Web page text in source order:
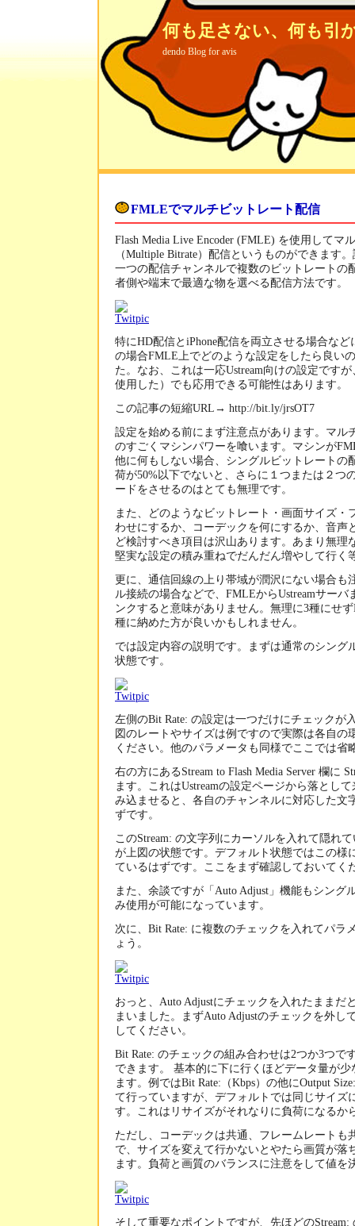
何も足さない、何も引
dendo Blog for avis
FMLEでマルチビットレート配信
Flash Media Live Encoder (FMLE) を使用してマ
（Multiple Bitrate）配信というものができます
一つの配信チャンネルで複数のビットレートの
者側や端末で最適な物を選べる配信方法です。
特にHD配信とiPhone配信を両立させる場合な
の場合FMLE上でどのような設定をしたら良い
た。なお、これは一応Ustream向けの設定です
使用した）でも応用できる可能性はあります。
この記事の短縮URL→ http://bit.ly/jrsOT7
設定を始める前にまず注意点があります。マル
のすごくマシンパワーを喰います。マシンが
他に何もしない場合、シングルビットレートの
荷が50%以下でないと、さらに１つまたは２つ
ードをさせるのはとても無理です。
また、どのようなビットレート・画面サイズ・
わせにするか、コーデックを何にするか、音声
ど検討すべき項目は沢山あります。あまり無理
堅実な設定の積み重ねでだんだん増やして行く
更に、通信回線の上り帯域が潤沢にない場合も
ル接続の場合などで、FMLEからUstreamサーバ
ンクすると意味がありません。無理に3種にせず
種に納めた方が良いかもしれません。
では設定内容の説明です。まずは通常のシング
状態です。
左側のBit Rate: の設定は一つだけにチェックが
図のレートやサイズは例ですので実際は各自の
ください。他のパラメータも同様でここでは省
右の方にあるStream to Flash Media Server 欄に
ます。これはUstreamの設定ページから落とし
み込ませると、各自のチャンネルに対応した文
ずです。
このStream: の文字列にカーソルを入れて隠れ
が上図の状態です。デフォルト状態ではこの様
ているはずです。ここをまず確認しておいてく
また、余談ですが「Auto Adjust」機能もシング
み使用が可能になっています。
次に、Bit Rate: に複数のチェックを入れてパラ
ょう。
おっと、Auto Adjustにチェックを入れたままだ
まいました。まずAuto Adjustのチェックを外し
してください。
Bit Rate: のチェックの組み合わせは2つか3つで
できます。 基本的に下に行くほどデータ量が
ます。例ではBit Rate:（Kbps）の他にOutput
て行っていますが、デフォルトでは同じサイズ
す。これはリサイズがそれなりに負荷になるか
ただし、コーデックは共通、フレームレートも
で、サイズを変えて行かないとやたら画質が落
ます。負荷と画質のバランスに注意をして値を
そして重要なポイントですが、先ほどのStream: